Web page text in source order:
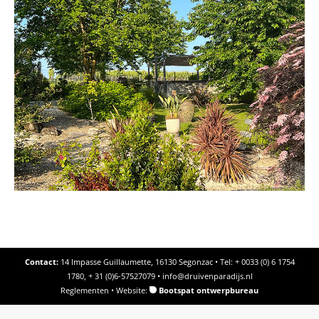
Contact:14 Impasse Guillaumette, 16130 Segonzac • Tel: + 0033 (0) 6 1754
1780, + 31 (0)6-57527079 • info@druivenparadijs.nl
Reglementen • Website: Bootspat ontwerpbureau